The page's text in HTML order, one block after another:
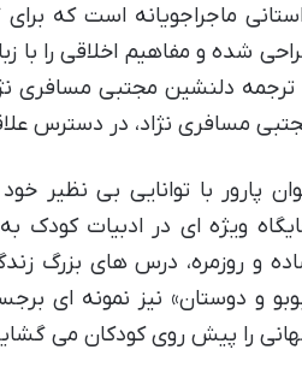
شده و مفاهیم اخلاقی را با
ترجمه دلنشین مجتبی مسافری
مسافری نژاد، در دسترس
پارور با توانایی بی
ویژه ای در ادبیات کودک
و روزمره، درس های بزرگ
و دوستان» نیز نمونه ای
را پیش روی کودکان می